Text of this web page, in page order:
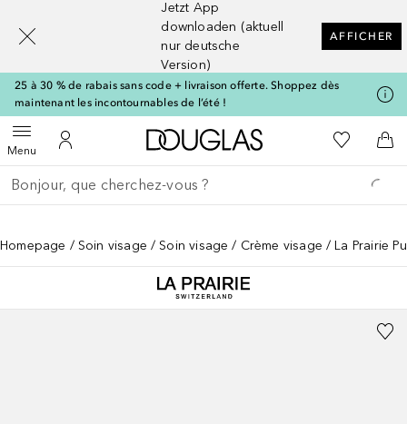
Jetzt App
downloaden (aktuell
nur deutsche
Version)
AFFICHER
25 à 30 % de rabais sans code + livraison offerte. Shoppez dès
maintenant les incontournables de l’été !
MenuOuvrir le menuVers Mon Compte
Vers l'accueil Douglas
Vers Ma
Retourner
Exécuter la recherche
Homepage Soin visage Soin visage Crème visage La Prairie
[navigation.slideout.screenreader]